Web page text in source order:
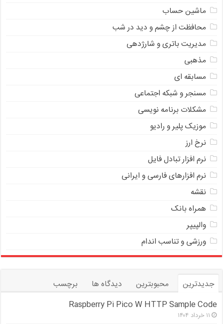
ماشین حساب
محافظت از چشم و دید در شب
مدیریت باتری و شارژدهی
مذهبی
مسابقه ای
مسنجر و شبکه اجتماعی
مشکلات برنامه نویسی
موزیک پلیر و رادیو
نرخ ارز
ﻧﺮﻡ ﺍﻓﺰﺍﺭ ﺗﺒﺎﺩﻝ ﻓﺎﻳﻞ
نرم افزارهای فارسی و ایرانی
نقشه
همراه بانک
والپیپر
ورزشی و تناسب اندام
جدیدترین محبوبترین دیدگاه ها
برچسب
Raspberry Pi Pico W HTTP Sample Code
۱۱ خرداد ۱۴۰۴